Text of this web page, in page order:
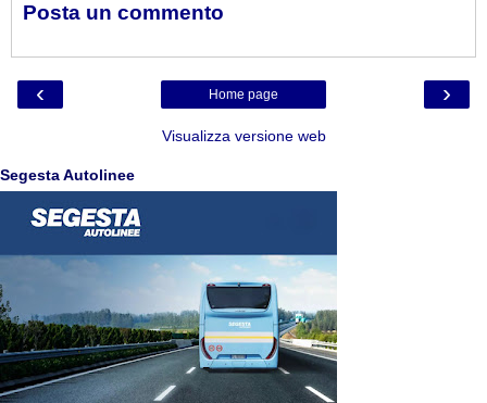
Posta un commento
‹ ›
Home page
Visualizza versione web
Segesta Autolinee